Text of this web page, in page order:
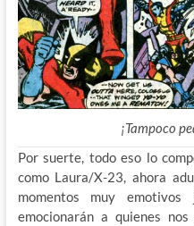
¡Tampoco
Por suerte, todo eso lo
como Laura/X-23, ahora
momentos muy
emocionarán a quienes